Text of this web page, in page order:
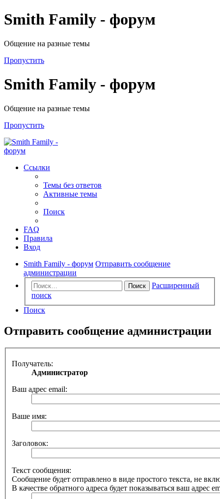
Smith Family - форум
Общение на разные темы
Пропустить
Smith Family - форум
Общение на разные темы
Пропустить
Ссылки
Темы без ответов
Активные темы
Поиск
FAQ
Правила
Вход
Smith Family - форум Отправить сообщение
администрации
Поиск
Расширенный
поиск
Поиск
Отправить сообщение администрации
Получатель:
Администратор
Ваш адрес email:
Ваше имя:
Заголовок:
Текст сообщения:
Сообщение будет отправлено в виде простого текста, не
В качестве обратного адреса будет показываться ваш адрес